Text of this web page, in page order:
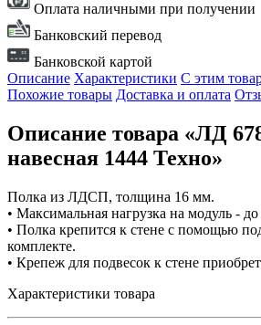
Оплата наличными при получении
Банковский перевод
Банковской картой
Описание Характеристики С этим
Похожие товары Доставка и оплата
Описание товара «ЛД
навесная 1444 Техно»
Полка из ЛДСП, толщина 16 мм.
• Максимальная нагрузка на модуль - до
• Полка крепится к стене с помощью
комплекте.
• Крепеж для подвесок к стене
Характеристики товара